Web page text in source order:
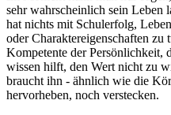
sehr wahrscheinlich sein Leben
hat nichts mit Schulerfolg,
oder Charaktereigenschaften zu
Kompetente der Persönlichkeit,
wissen hilft, den Wert nicht zu
braucht ihn - ähnlich wie die
hervorheben, noch verstecken.